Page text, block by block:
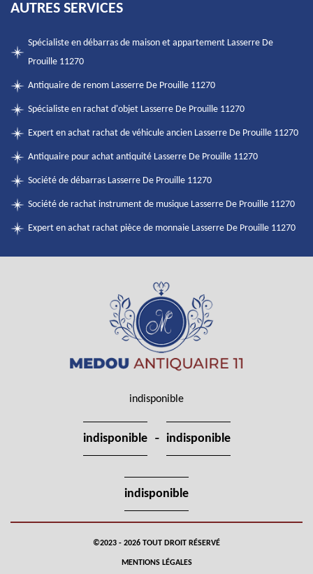
AUTRES SERVICES
Spécialiste en débarras de maison et appartement Lasserre De
Prouille 11270
Antiquaire de renom Lasserre De Prouille 11270
Spécialiste en rachat d'objet Lasserre De Prouille 11270
Expert en achat rachat de véhicule ancien Lasserre De Prouille 11270
Antiquaire pour achat antiquité Lasserre De Prouille 11270
Société de débarras Lasserre De Prouille 11270
Société de rachat instrument de musique Lasserre De Prouille 11270
Expert en achat rachat pièce de monnaie Lasserre De Prouille 11270
indisponible
indisponible - indisponible
indisponible
©2023 - 2026 TOUT DROIT RÉSERVÉ
MENTIONS LÉGALES